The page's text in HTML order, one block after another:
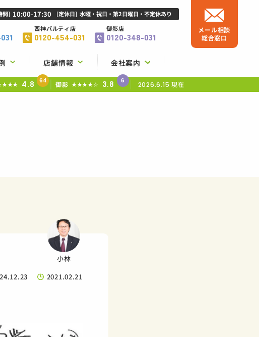
店舗情報 会社案内
間] 10:00-17:30 [定休日] 水曜・祝日・第2日曜日・不定休あり
西神パルティ店
0120-454-031
御影店
0120-348-031
メール相談
総合窓口
4.8 64 御影 ★★★★☆ 3.8 6 2026.6.15 現在
小林
2021.02.21